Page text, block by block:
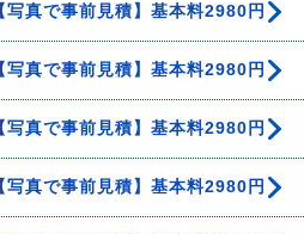
写真で事前見積】基本料2980円
真で事前見積】基本料2980円
写真で事前見積】基本料2980円
真で事前見積】基本料2980円